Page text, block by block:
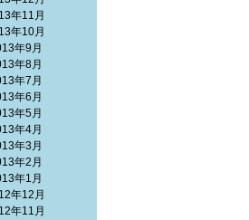
年11月
年10月
年9月
年8月
年7月
年6月
年5月
年4月
年3月
年2月
年1月
年12月
年11月